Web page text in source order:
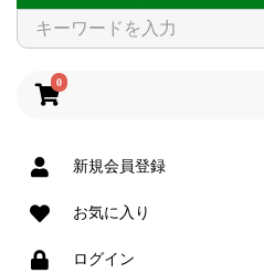
0
新規会員登録
お気に入り
ログイン